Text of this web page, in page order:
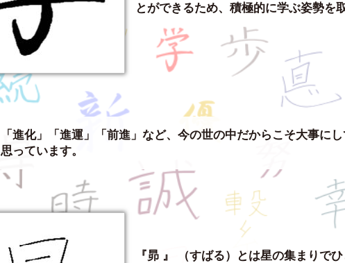
とができるため、積極的に学ぶ姿勢を
「進化」「進運」「前進」など、今の世の中だからこそ大事に
思っています。
『昴 』 （すばる）とは星の集まりで